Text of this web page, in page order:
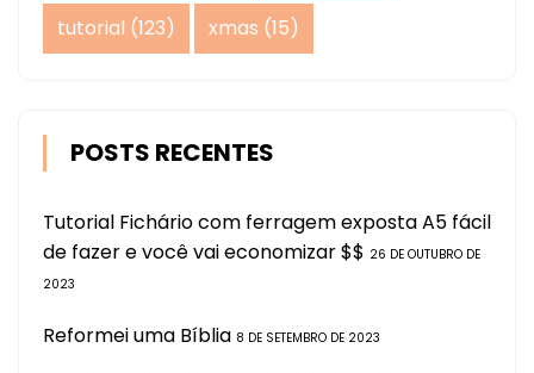
tutorial (123) xmas (15)
POSTS RECENTES
Tutorial Fichário com ferragem exposta A5 fácil
de fazer e você vai economizar $$ 26 DE OUTUBRO DE
2023
Reformei uma Bíblia 8 DE SETEMBRO DE 2023